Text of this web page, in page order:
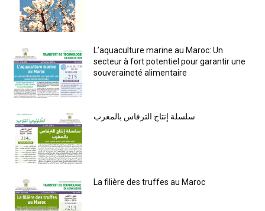
L’aquaculture marine au Maroc: Un
secteur à fort potentiel pour garantir une
souveraineté alimentaire
سلسلة إنتاج الترفاس بالمغرب
La filière des truffes au Maroc